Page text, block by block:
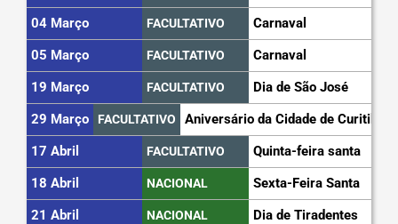
04 Março
FACULTATIVO
Carnaval
05 Março
FACULTATIVO
Carnaval
19 Março
FACULTATIVO
Dia de São José
29 Março
FACULTATIVO
Aniversário da Cidade de Curitiba
17 Abril
FACULTATIVO
Quinta-feira santa
18 Abril
NACIONAL
Sexta-Feira Santa
21 Abril
NACIONAL
Dia de Tiradentes